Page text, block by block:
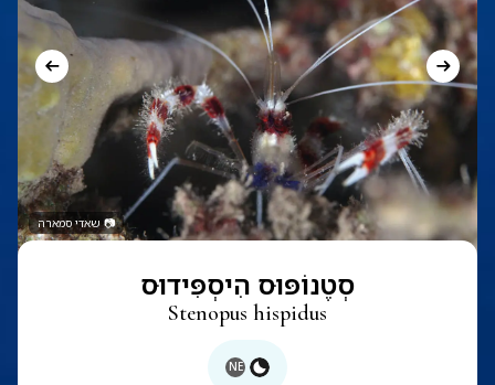
📷 שאדי סמארה
סְטֶנוֹפּוּס הִיסְפִּידוּס
Stenopus hispidus
NE